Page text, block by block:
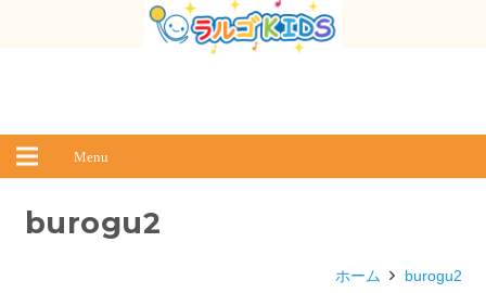
Menu
burogu2
ホーム burogu2